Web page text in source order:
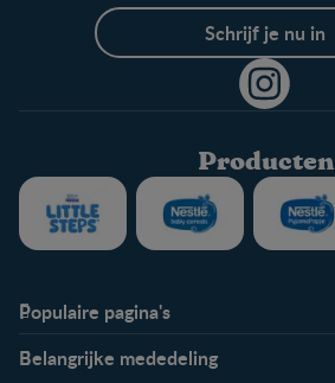
Schrijf je nu in
Producten
Populaire pagina's
Veelgestelde vragen
Belangrijke mededeling